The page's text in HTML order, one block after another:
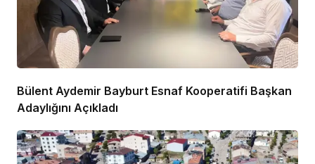
Bülent Aydemir Bayburt Esnaf Kooperatifi Başkan
Adaylığını Açıkladı